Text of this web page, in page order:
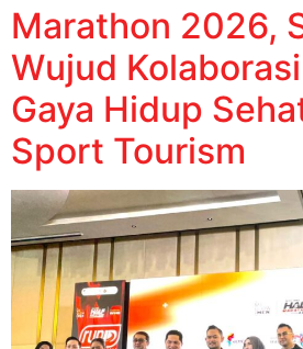
Marathon 2026,
Wujud
Gaya Hidup
Sport Tourism